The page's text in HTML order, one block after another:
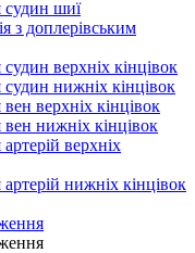
судин шиї
з доплерівським
верхніх кінцівок
судин нижніх кінцівок
верхніх кінцівок
нижніх кінцівок
верхніх
нижніх кінцівок